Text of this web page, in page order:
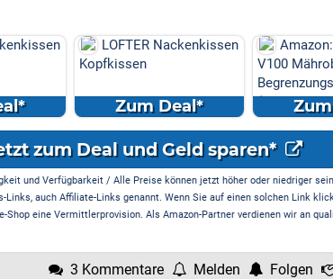
LOFTER Nackenkissen
Zum Deal*
Amazon: YARDCARE
V100 Mähroboter OHNE
Begrenzungskabel
(Kamera/Visi...
Zum Deal*
zum Deal und Geld sparen*
und Verfügbarkeit / Alle Preise können jetzt höher oder niedriger
auch Affiliate-Links genannt. Wenn Sie auf einen solchen Link
eine Vermittlerprovision. Als Amazon-Partner verdienen wir an
3 Kommentare Melden Folgen